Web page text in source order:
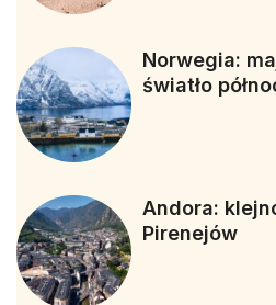
Norwegia:
światło
Andora:
Pirenejów